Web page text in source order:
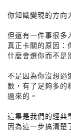
你知識變現的方向
但還有一件事很多
真正卡關的原因：
什麼會選你而不是
不是因為你沒想過
數，有了足夠多的
過來的。
這集是我們的經典
因為這一步搞清楚